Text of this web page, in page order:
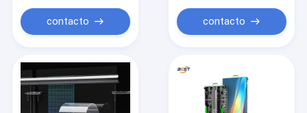
contacto contacto